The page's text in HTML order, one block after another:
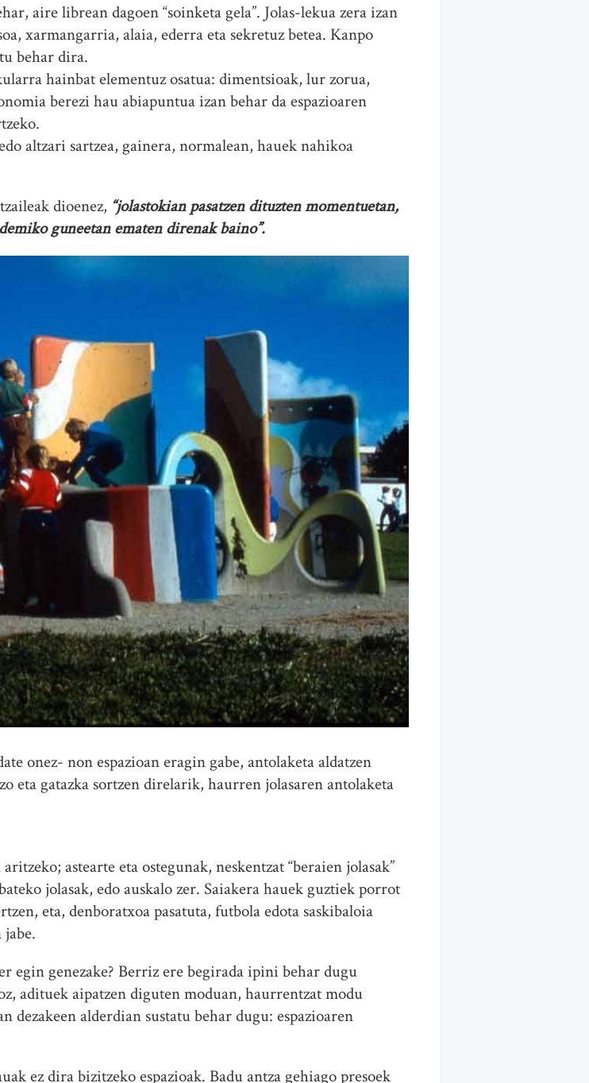
aire librean dagoen “soinketa gela”. Jolas-lekua zera izan
xarmangarria, alaia, ederra eta sekretuz betea. Kanpo
behar dira.
hainbat elementuz osatua: dimentsioak, lur zorua,
berezi hau abiapuntua izan behar da espazioaren
altzari sartzea, gainera, normalean, hauek nahikoa
dioenez, “jolastokian pasatzen dituzten momentuetan,
guneetan ematen direnak baino”.
onez- non espazioan eragin gabe, antolaketa aldatzen
eta gatazka sortzen direlarik, haurren jolasaren antolaketa
astearte eta ostegunak, neskentzat “beraien jolasak”
jolasak, edo auskalo zer. Saiakera hauek guztiek porrot
eta, denboratxoa pasatuta, futbola edota saskibaloia
egin genezake? Berriz ere begirada ipini behar dugu
adituek aipatzen diguten moduan, haurrentzat modu
dezakeen alderdian sustatu behar dugu: espazioaren
ez dira bizitzeko espazioak. Badu antza gehiago presoek